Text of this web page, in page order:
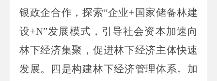
银政企合作，探索“企业+国家储备林建
设+N”发展模式，引导社会资本加速向
林下经济集聚，促进林下经济主体快速
发展。四是构建林下经济管理体系。加